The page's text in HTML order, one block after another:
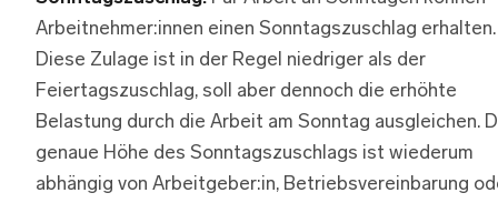
Arbeitnehmer:innen einen Sonntagszuschlag erhalten.
Diese Zulage ist in der Regel niedriger als der
Feiertagszuschlag, soll aber dennoch die erhöhte
Belastung durch die Arbeit am Sonntag ausgleichen.
genaue Höhe des Sonntagszuschlags ist wiederum
abhängig von Arbeitgeber:in, Betriebsvereinbarung